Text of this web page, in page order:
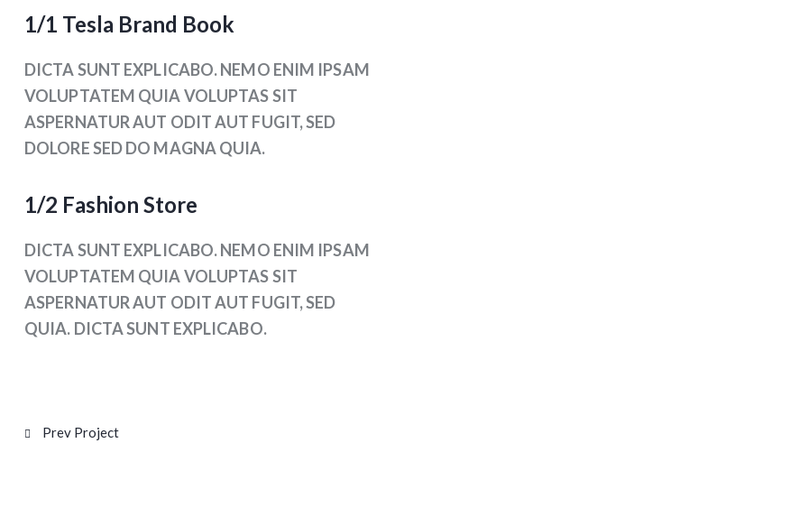
1/1 Tesla Brand Book
DICTA SUNT EXPLICABO. NEMO ENIM IPSAM
VOLUPTATEM QUIA VOLUPTAS SIT
ASPERNATUR AUT ODIT AUT FUGIT, SED
DOLORE SED DO MAGNA QUIA.
1/2 Fashion Store
DICTA SUNT EXPLICABO. NEMO ENIM IPSAM
VOLUPTATEM QUIA VOLUPTAS SIT
ASPERNATUR AUT ODIT AUT FUGIT, SED
QUIA. DICTA SUNT EXPLICABO.
Post
Prev Project